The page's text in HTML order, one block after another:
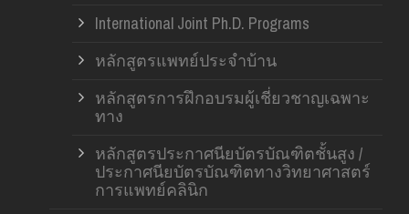
International Joint Ph.D. Programs
หลักสูตรแพทย์ประจำบ้าน
หลักสูตรการฝึกอบรมผู้เชี่ยวชาญเฉพาะ
ทาง
หลักสูตรประกาศนียบัตรบัณฑิตชั้นสูง /
ประกาศนียบัตรบัณฑิตทางวิทยาศาสตร์
การแพทย์คลินิก